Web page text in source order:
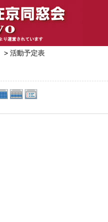
> 活動予定表